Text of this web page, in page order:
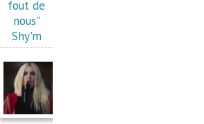
fout de
nous"
Shy'm